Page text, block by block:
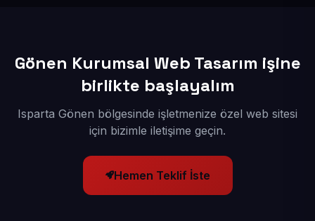
Gönen Kurumsal Web Tasarım işine
birlikte başlayalım
Isparta Gönen bölgesinde işletmenize özel web sitesi
için bizimle iletişime geçin.
Hemen Teklif İste